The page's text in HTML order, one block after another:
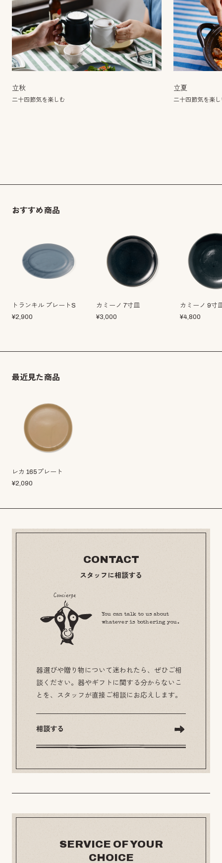
立秋
二十四節気を楽しむ
立夏
二十四節気を楽
おすすめ商品
トランキル プレートS
¥2,900
カミーノ 7寸皿
¥3,000
カミーノ 9寸
¥4,800
最近見た商品
レカ 165プレート
¥2,090
CONTACT
スタッフに相談する
You can talk to us about
whatever is bothering you.
器選びや贈り物について迷われたら、ぜひご相
談ください。器やギフトに関する分からないこ
とを、スタッフが直接ご相談にお応えします。
相談する
SERVICE OF YOUR
CHOICE